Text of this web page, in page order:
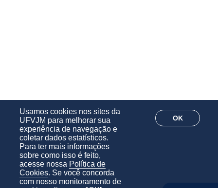
Usamos cookies nos sites da
UFVJM para melhorar sua
experiência de navegação e
coletar dados estatísticos.
Para ter mais informações
sobre como isso é feito,
acesse nossa Política de
Cookies. Se você concorda
com nosso monitoramento de
OK